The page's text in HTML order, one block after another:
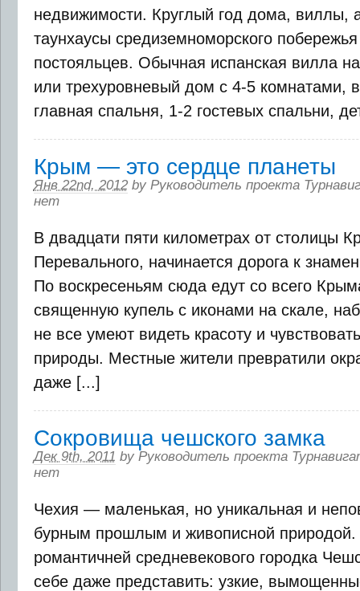
недвижимости. Круглый год дома, виллы,
таунхаусы средиземноморского
постояльцев. Обычная испанская вилла
или трехуровневый дом с 4-5 комнатами,
главная спальня, 1-2 гостевых спальни,
Крым — это сердце планеты
Янв 22nd, 2012 by Руководитель проекта
нет
В двадцати пяти километрах от столицы
Перевального, начинается дорога к
По воскресеньям сюда едут со всего
священную купель с иконами на скале,
не все умеют видеть красоту и
природы. Местные жители превратили
даже [...]
Сокровища чешского замка
Дек 9th, 2011 by Руководитель проекта
нет
Чехия — маленькая, но уникальная и
бурным прошлым и живописной
романтичней средневекового городка
себе даже представить: узкие,